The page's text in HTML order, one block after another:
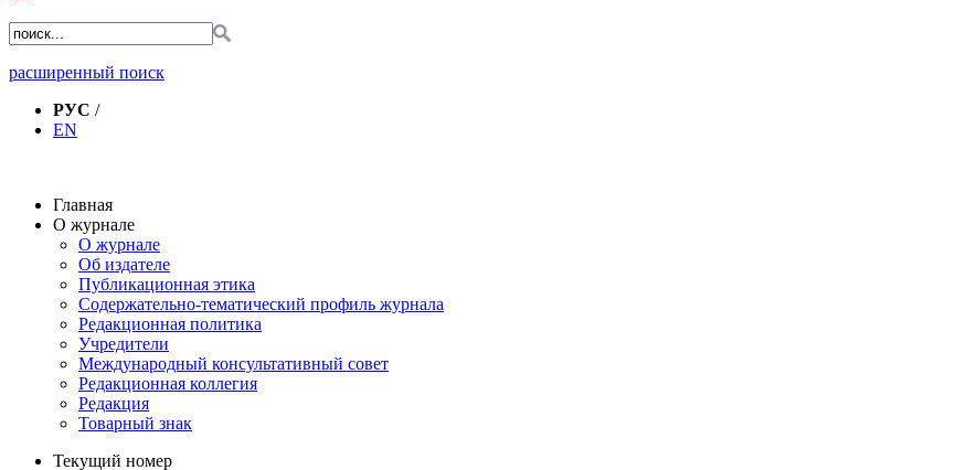
расширенный поиск
РУС /
EN
Главная
О журнале
О журнале
Об издателе
Публикационная этика
Содержательно-тематический профиль журнала
Редакционная политика
Учредители
Международный консультативный совет
Редакционная коллегия
Редакция
Товарный знак
Текущий номер